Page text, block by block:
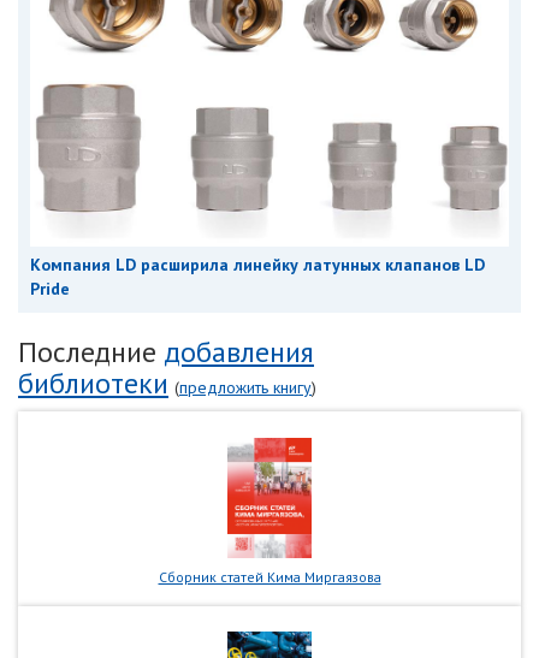
Компания LD расширила линейку латунных клапанов LD
Pride
Последние добавления
библиотеки (предложить книгу)
Сборник статей Кима Миргаязова